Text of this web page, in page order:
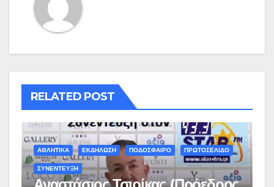
RELATED POST
ΑΘΛΗΤΙΚΑ ΕΚΔΗΛΩΣΗ ΠΟΔΟΣΦΑΙΡΟ ΠΡΩΤΟΣΕΛΙΔΟ
ΣΥΝΕΝΤΕΥΞΗ